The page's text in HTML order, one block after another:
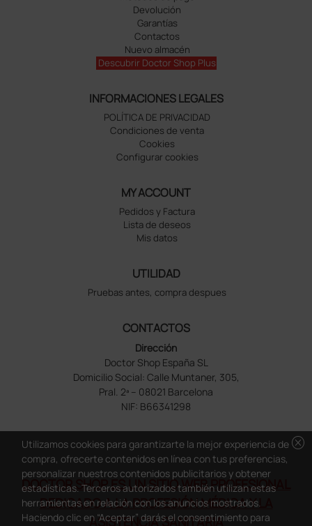
Devolución
Garantías
Contactos
Nuevo almacén
Descubrir Doctor Shop Plus
INFORMACIONES LEGALES
POLÍTICA DE PRIVACIDAD
Condiciones de venta
Cookies
Configurar cookies
MY ACCOUNT
Pedidos y Factura
Lista de deseos
Mis datos
UTILIDAD
Pruebas antes, compra despues
CONTACTOS
Dirección
Doctor Shop España SL
Domicilio Social: Calle Muntaner, 305,
Pral. 2ª – 08021 Barcelona
NIF: B66341298
DOCTOR SHOP ES UN SITIO WEB PROFESIONAL
DEDICADO A LA PROFESIÓN MÉDICA Y LA
ASISTENCIA SANITARIA
cancel
Utilizamos cookies para garantizarte la mejor experiencia de
compra, ofrecerte contenidos en línea con tus preferencias,
personalizar nuestros contenidos publicitarios y obtener
estadísticas. Terceros autorizados también utilizan estas
herramientas en relación con los anuncios mostrados.
Haciendo clic en “Aceptar” darás el consentimiento para